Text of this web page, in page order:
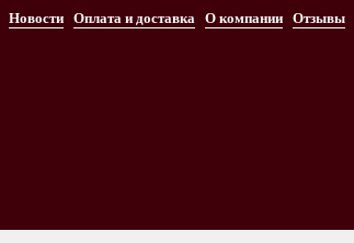
Новости Оплата и доставка О компании Отзывы